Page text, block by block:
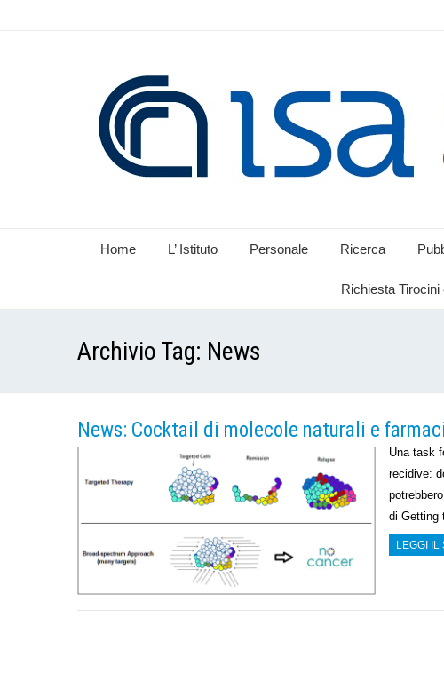
Home L’ Istituto Personale Ricerca
Richiesta Tirocini
Archivio Tag: News
News: Cocktail di molecole naturali e
Una task
recidive:
di Getting
LEGGI IL